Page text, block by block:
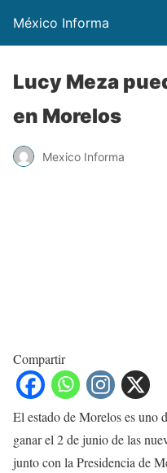
México Informa
Lucy Meza
en Morelos
Mexico Informa
Compartir
El estado de Morelos es uno
ganar el 2 de junio de las
junto con la Presidencia de